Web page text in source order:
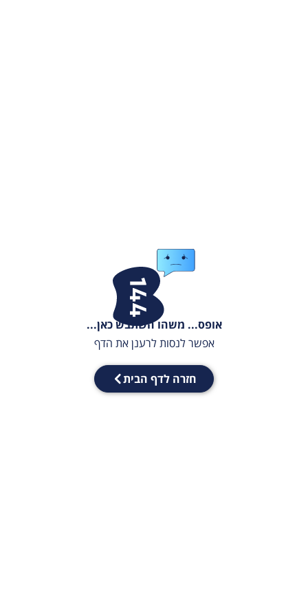
אופס... משהו השתבש כאן...
אפשר לנסות לרענן את הדף
חזרה לדף הבית